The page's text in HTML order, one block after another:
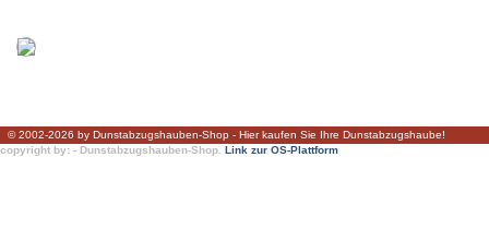
© 2002-2026 by Dunstabzugshauben-Shop - Hier kaufen Sie Ihre Dunstabzugshaube!
copyright by: - Dunstabzugshauben-Shop. Link zur OS-Plattform